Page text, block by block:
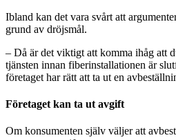
Ibland kan det vara svårt att
grund av dröjsmål.
– Då är det viktigt att komma ihåg att
tjänsten innan fiberinstallationen är
företaget har rätt att ta ut en
Företaget kan ta ut avgift
Om konsumenten själv väljer att